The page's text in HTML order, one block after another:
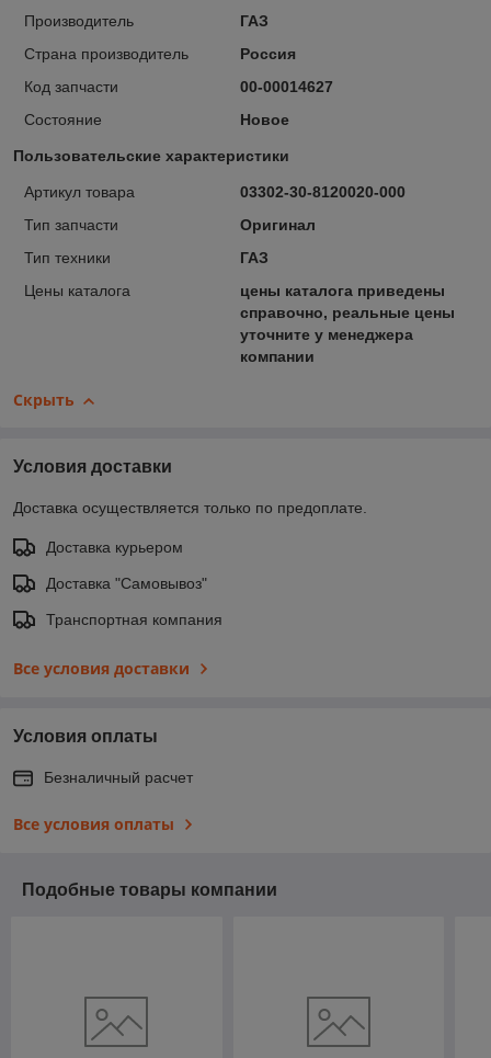
Производитель
ГАЗ
Страна производитель
Россия
Код запчасти
00-00014627
Состояние
Новое
Пользовательские характеристики
Артикул товара
03302-30-8120020-000
Тип запчасти
Оригинал
Тип техники
ГАЗ
Цены каталога
цены каталога приведены
справочно, реальные цены
уточните у менеджера
компании
Скрыть
Условия доставки
Доставка осуществляется только по предоплате.
Доставка курьером
Доставка "Самовывоз"
Транспортная компания
Все условия доставки
Условия оплаты
Безналичный расчет
Все условия оплаты
Подобные товары компании